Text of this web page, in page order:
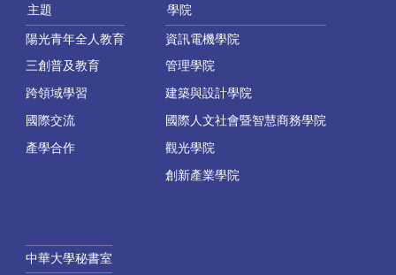
主題
陽光青年全人教育
三創普及教育
跨領域學習
國際交流
產學合作
學院
資訊電機學院
管理學院
建築與設計學院
國際人文社會暨智慧商務學院
觀光學院
創新產業學院
中華大學秘書室